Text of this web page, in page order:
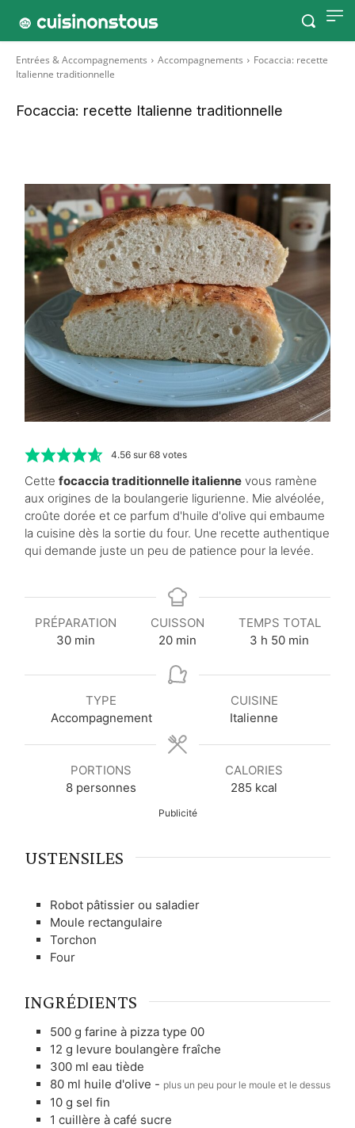
Entrées & Accompagnements Accompagnements
Focaccia: recette
Italienne traditionnelle
Focaccia: recette Italienne traditionnelle
4.56sur68votes
Cette focaccia traditionnelle italienne vous ramène
aux origines de la boulangerie ligurienne. Mie alvéolée,
croûte dorée et ce parfum d'huile d'olive qui embaume
la cuisine dès la sortie du four. Une recette authentique
qui demande juste un peu de patience pour la levée.
PRÉPARATION
30m
n
e
s
min
CUISSON
20m
n
s
min
TEMPS TOTAL
3 h
u
e
s
h 50m
n
s
min
TYPE
Accompagnement
CUISINE
Italienne
PORTIONS
8 personnes
CALORIES
285 kcal
Publicité
USTENSILES
Robot pâtissier ou saladier
Moule rectangulaire
Torchon
Four
INGRÉDIENTS
500 g farine à pizza type 00
12 g levure boulangère fraîche
300 ml eau tiède
80 ml huile d'olive - plus un peu pour le moule et le dessus
10 g sel fin
1 cuillère à café sucre